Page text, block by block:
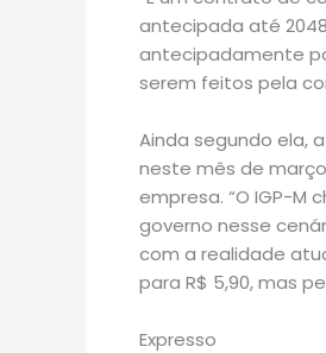
antecipada até
antecipadamente
serem feitos pela
Ainda segundo ela,
neste mês de
empresa. “O IGP-M
governo nesse
com a realidade
para R$ 5,90, mas
Expresso